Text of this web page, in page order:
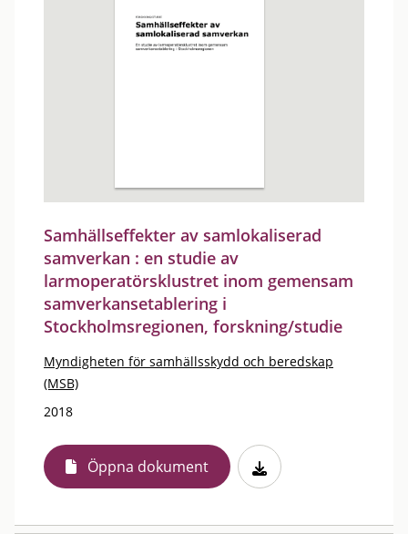
Samhällseffekter av samlokaliserad
samverkan : en studie av
larmoperatörsklustret inom gemensam
samverkansetablering i
Stockholmsregionen, forskning/studie
Myndigheten för samhällsskydd och beredskap
(MSB)
2018
Öppna dokument